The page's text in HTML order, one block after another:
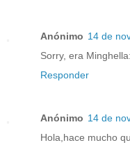
Anónimo 14 de
Sorry, era
Responder
Anónimo 14 de
Hola,hace mucho